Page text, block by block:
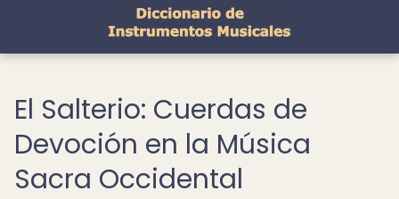
El Salterio: Cuerdas de
Devoción en la Música
Sacra Occidental